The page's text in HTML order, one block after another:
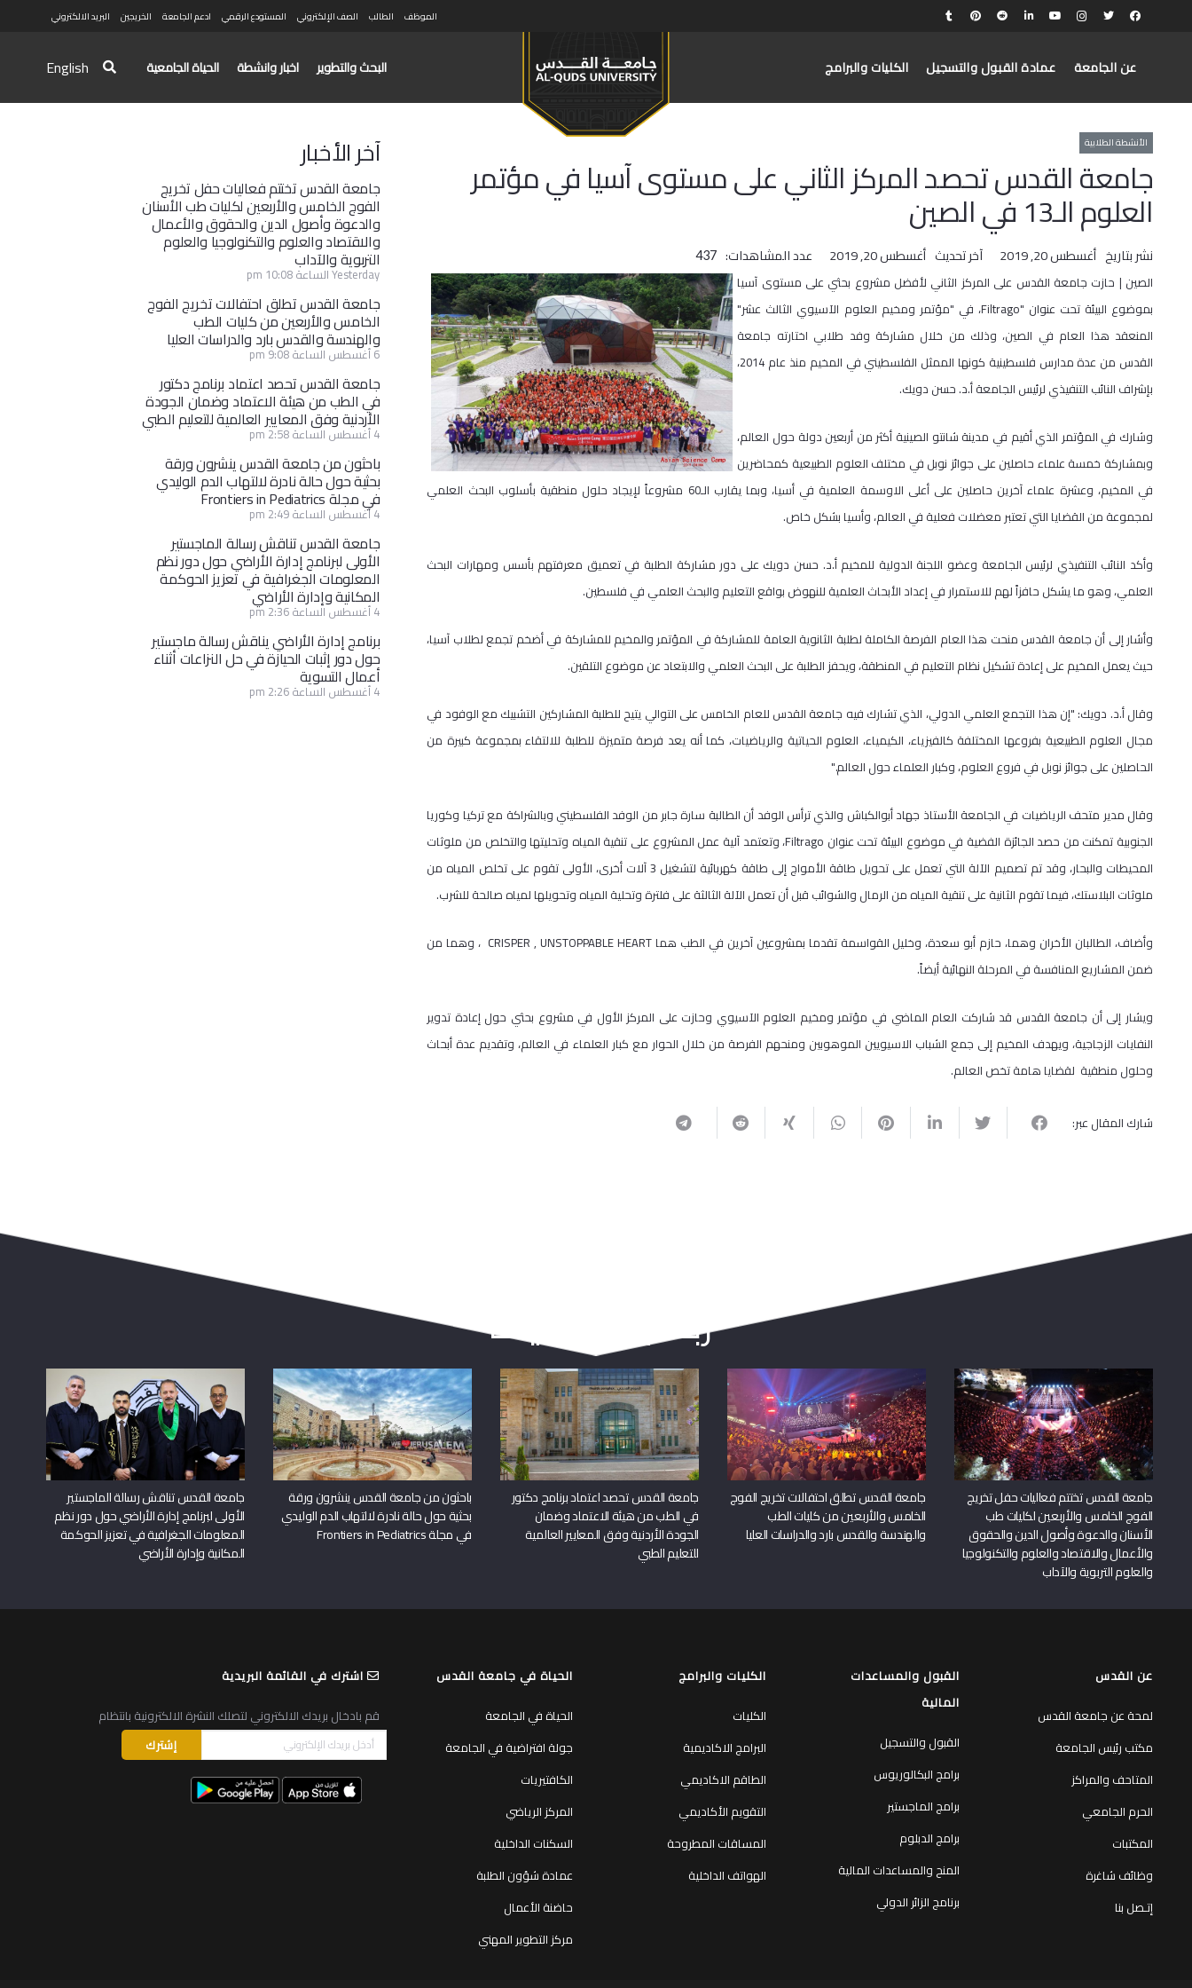
الموظف الطالب الصف الإلكتروني المستودع الرقمي ادعم الجامعة الخريجين البريد الالكتروني
عن الجامعة عمادة القبول والتسجيل الكليات والبرامج البحث والتطوير اخبار وانشطة الحياة الجامعية English
الأنشطة الطلابية
جامعة القدس تحصد المركز الثاني على مستوى آسيا في مؤتمر
العلوم الـ13 في الصين
نشر بتاريخ أغسطس 20, 2019 آخر تحديث أغسطس 20, 2019 عدد المشاهدات: 437
الصين | حازت جامعة القدس على المركز الثاني لأفضل مشروع بحثي على مستوى آسيا
بموضوع البيئة تحت عنوان "Filtrago، في "مؤتمر ومخيم العلوم الآسيوي الثالث عشر"
المنعقد هذا العام في الصين، وذلك من خلال مشاركة وفد طلابي اختارته جامعة
القدس من عدة مدارس فلسطينية كونها الممثل الفلسطيني في المخيم منذ عام 2014،
بإشراف النائب التنفيذي لرئيس الجامعة أ.د. حسن دويك.
وشارك في المؤتمر الذي أقيم في مدينة شانتو الصينية أكثر من أربعين دولة حول العالم،
وبمشاركة خمسة علماء حاصلين على جوائز نوبل في مختلف العلوم الطبيعية كمحاضرين
في المخيم، وعشرة علماء آخرين حاصلين على أعلى الاوسمة العلمية في أسيا، وبما يقارب الـ60 مشروعاً لإيجاد حلول منطقية بأسلوب البحث العلمي
لمجموعة من القضايا التي تعتبر معضلات فعلية في العالم، وأسيا بشكل خاص.
وأكد النائب التنفيذي لرئيس الجامعة وعضو اللجنة الدولية للمخيم أ.د. حسن دويك على دور مشاركة الطلبة في تعميق معرفتهم بأسس ومهارات البحث
العلمي، وهو ما يشكل حافزاً لهم للاستمرار في إعداد الأبحاث العلمية للنهوض بواقع التعليم والبحث العلمي في فلسطين.
وأشار إلى أن جامعة القدس منحت هذا العام الفرصة الكاملة لطلبة الثانوية العامة للمشاركة في المؤتمر والمخيم للمشاركة في أضخم تجمع لطلاب آسيا،
حيث يعمل المخيم على إعادة تشكيل نظام التعليم في المنطقة، ويحفز الطلبة على البحث العلمي والابتعاد عن موضوع التلقين.
وقال أ.د. دويك: "إن هذا التجمع العلمي الدولي، الذي تشارك فيه جامعة القدس للعام الخامس على التوالي يتيح للطلبة المشاركين التشبيك مع الوفود في
مجال العلوم الطبيعية بفروعها المختلفة كالفيزياء، الكيمياء، العلوم الحياتية والرياضيات، كما أنه يعد فرصة متميزة للطلبة للالتقاء بمجموعة كبيرة من
الحاصلين على جوائز نوبل في فروع العلوم، وكبار العلماء حول العالم."
وقال مدير متحف الرياضيات في الجامعة الأستاذ جهاد أبوالكباش والذي ترأس الوفد أن الطالبة سارة جابر من الوفد الفلسطيني وبالشراكة مع تركيا وكوريا
الجنوبية تمكنت من حصد الجائزة الفضية في موضوع البيئة تحت عنوان Filtrago، وتعتمد آلية عمل المشروع على تنقية المياه وتحليتها والتخلص من ملوثات
المحيطات والبحار، وقد تم تصميم الآلة التي تعمل على تحويل طاقة الأمواج إلى طاقة كهربائية لتشغيل 3 آلات أخرى، الأولى تقوم على تخلص المياه من
ملوثات البلاستك، فيما تقوم الثانية على تنقية المياه من الرمال والشوائب قبل أن تعمل الآلة الثالثة على فلترة وتحلية المياه وتحويلها لمياه صالحة للشرب.
وأضاف، الطالبان الأخران وهما، حازم أبو سعدة، وخليل القواسمة تقدما بمشروعين آخرين في الطب هما CRISPER , UNSTOPPABLE HEART ، وهما من
ضمن المشاريع المنافسة في المرحلة النهائية أيضاً.
ويشار إلى أن جامعة القدس قد شاركت العام الماضي في مؤتمر ومخيم العلوم الآسيوي وحازت على المركز الأول في مشروع بحثي حول إعادة تدوير
النفايات الزجاجية، ويهدف المخيم إلى جمع الشباب الاسيويين الموهوبين ومنحهم الفرصة من خلال الحوار مع كبار العلماء في العالم، وتقديم عدة أبحاث
وحلول منطقية لقضايا هامة تخص العالم.
شارك المقال عبر:
آخر الأخبار
جامعة القدس تختتم فعاليات حفل تخريج
الفوج الخامس والأربعين لكليات طب الأسنان
والدعوة وأصول الدين والحقوق والأعمال
والاقتصاد والعلوم والتكنولوجيا والعلوم
التربوية والآداب
Yesterday الساعة 10:08 pm
جامعة القدس تطلق احتفالات تخريج الفوج
الخامس والأربعين من كليات الطب
والهندسة والقدس بارد والدراسات العليا
6 أغسطس الساعة 9:08 pm
جامعة القدس تحصد اعتماد برنامج دكتور
في الطب من هيئة الاعتماد وضمان الجودة
الأردنية وفق المعايير العالمية للتعليم الطبي
4 أغسطس الساعة 2:58 pm
باحثون من جامعة القدس ينشرون ورقة
بحثية حول حالة نادرة لالتهاب الدم الوليدي
في مجلة Frontiers in Pediatrics
4 أغسطس الساعة 2:49 pm
جامعة القدس تناقش رسالة الماجستير
الأولى لبرنامج إدارة الأراضي حول دور نظم
المعلومات الجغرافية في تعزيز الحوكمة
المكانية وإدارة الأراضي
4 أغسطس الساعة 2:36 pm
برنامج إدارة الأراضي يناقش رسالة ماجستير
حول دور إثبات الحيازة في حل النزاعات أثناء
أعمال التسوية
4 أغسطس الساعة 2:26 pm
ربما يعجبك أيضا
جامعة القدس تختتم فعاليات حفل تخريج
الفوج الخامس والأربعين لكليات طب
الأسنان والدعوة وأصول الدين والحقوق
والأعمال والاقتصاد والعلوم والتكنولوجيا
والعلوم التربوية والآداب
جامعة القدس تطلق احتفالات تخريج الفوج
الخامس والأربعين من كليات الطب
والهندسة والقدس بارد والدراسات العليا
جامعة القدس تحصد اعتماد برنامج دكتور
في الطب من هيئة الاعتماد وضمان
الجودة الأردنية وفق المعايير العالمية
للتعليم الطبي
باحثون من جامعة القدس ينشرون ورقة
بحثية حول حالة نادرة لالتهاب الدم الوليدي
في مجلة Frontiers in Pediatrics
جامعة القدس تناقش رسالة الماجستير
الأولى لبرنامج إدارة الأراضي حول دور نظم
المعلومات الجغرافية في تعزيز الحوكمة
المكانية وإدارة الأراضي
عن القدس
لمحة عن جامعة القدس
مكتب رئيس الجامعة
المتاحف والمراكز
الحرم الجامعي
المكتبات
وظائف شاغرة
إتـصل بنا
القبول والمساعدات
المالية
القبول والتسجيل
برامج البكالوريوس
برامج الماجستير
برامج الدبلوم
المنح والمساعدات المالية
برنامج الزائر الدولي
الكليات والبرامج
الكليات
البرامج الاكاديمية
الطاقم الاكاديمي
التقويم الأكاديمي
المساقات المطروحة
الهواتف الداخلية
الحياة في جامعة القدس
الحياة في الجامعة
جولة افتراضية في الجامعة
الكافتيريات
المركز الرياضي
السكنات الداخلية
عمادة شؤون الطلبة
حاضنة الأعمال
مركز التطوير المهني
اشترك في القائمة البريدية
قم بادخال بريدك الالكتروني لتصلك النشرة الالكترونية بانتظام